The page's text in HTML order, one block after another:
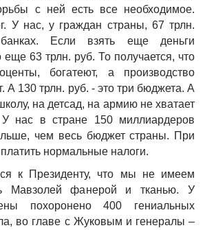
с ней есть все необходимое.
У нас, у граждан страны, 67 трлн.
Если взять еще деньги
еще 63 трлн. руб. То получается, что
богатеют, а производство
А 130 трлн. руб. - это три бюджета. А
на детсад, на армию не хватает
нас в стране 150 миллиардеров
чем весь бюджет страны. При
нормальные налоги.
к Президенту, что мы не имеем
Мавзолей фанерой и тканью. У
похоронено 400 гениальных
во главе с Жуковым и генералы –